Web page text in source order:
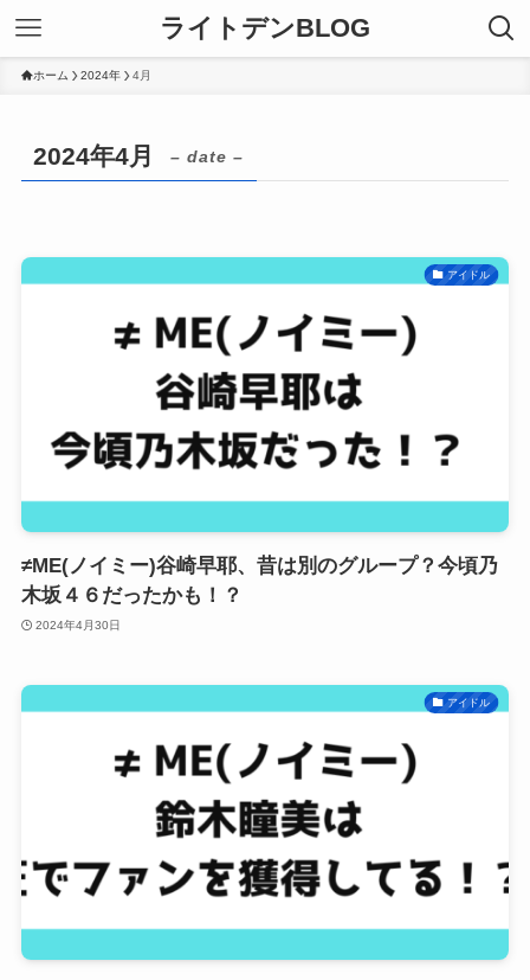
ライトデンBLOG
ホーム 2024年 4月
2024年4月 – date –
アイドル
≠ME(ノイミー)谷崎早耶、昔は別のグループ？今頃乃
木坂４６だったかも！？
2024年4月30日
アイドル